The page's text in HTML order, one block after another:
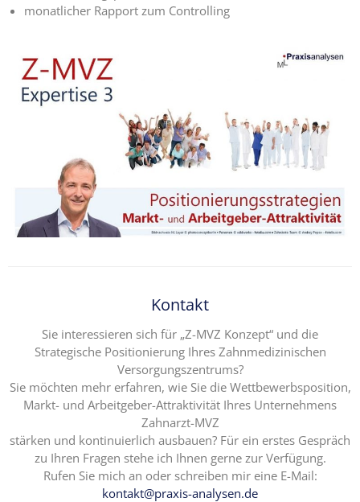
monatlicher Rapport zum Controlling
Kontakt
Sie interessieren sich für „Z-MVZ Konzept“ und die
Strategische Positionierung Ihres Zahnmedizinischen
Versorgungszentrums?
Sie möchten mehr erfahren, wie Sie die Wettbewerbsposition,
Markt- und Arbeitgeber-Attraktivität Ihres Unternehmens
Zahnarzt-MVZ
stärken und kontinuierlich ausbauen? Für ein erstes Gespräch
zu Ihren Fragen stehe ich Ihnen gerne zur Verfügung.
Rufen Sie mich an oder schreiben mir eine E-Mail:
kontakt@praxis-analysen.de